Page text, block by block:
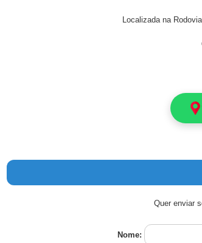
Localizada na
Quer enviar
Nome: